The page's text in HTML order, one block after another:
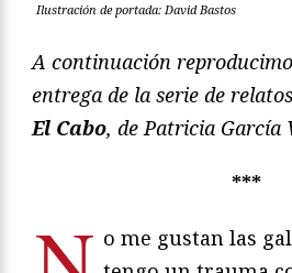
Ilustración de portada: David Bastos
A continuación
entrega de la serie de relatos
El Cabo, de Patricia García
***
o me gustan las